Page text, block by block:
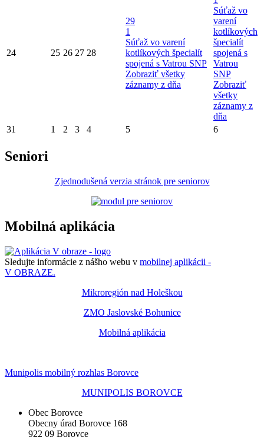
24 25 26 27 28
29
1
Súťaž vo varení
kotlíkových špecialít
spojená s Vatrou SNP
Zobraziť všetky
záznamy z dňa
Súťaž vo
varení
kotlíkových
špecialít
spojená s
Vatrou
SNP
Zobraziť
všetky
záznamy z
dňa
31
1 2 3 4 5 6
Seniori
Zjednodušená verzia stránok pre seniorov
Mobilná aplikácia
Sledujte informácie z nášho webu v mobilnej aplikácii -
V OBRAZE.
Mikroregión nad Holeškou
ZMO Jaslovské Bohunice
Mobilná aplikácia
Munipolis mobilný rozhlas Borovce
MUNIPOLIS BOROVCE
Obec Borovce
Obecny úrad Borovce 168
922 09 Borovce